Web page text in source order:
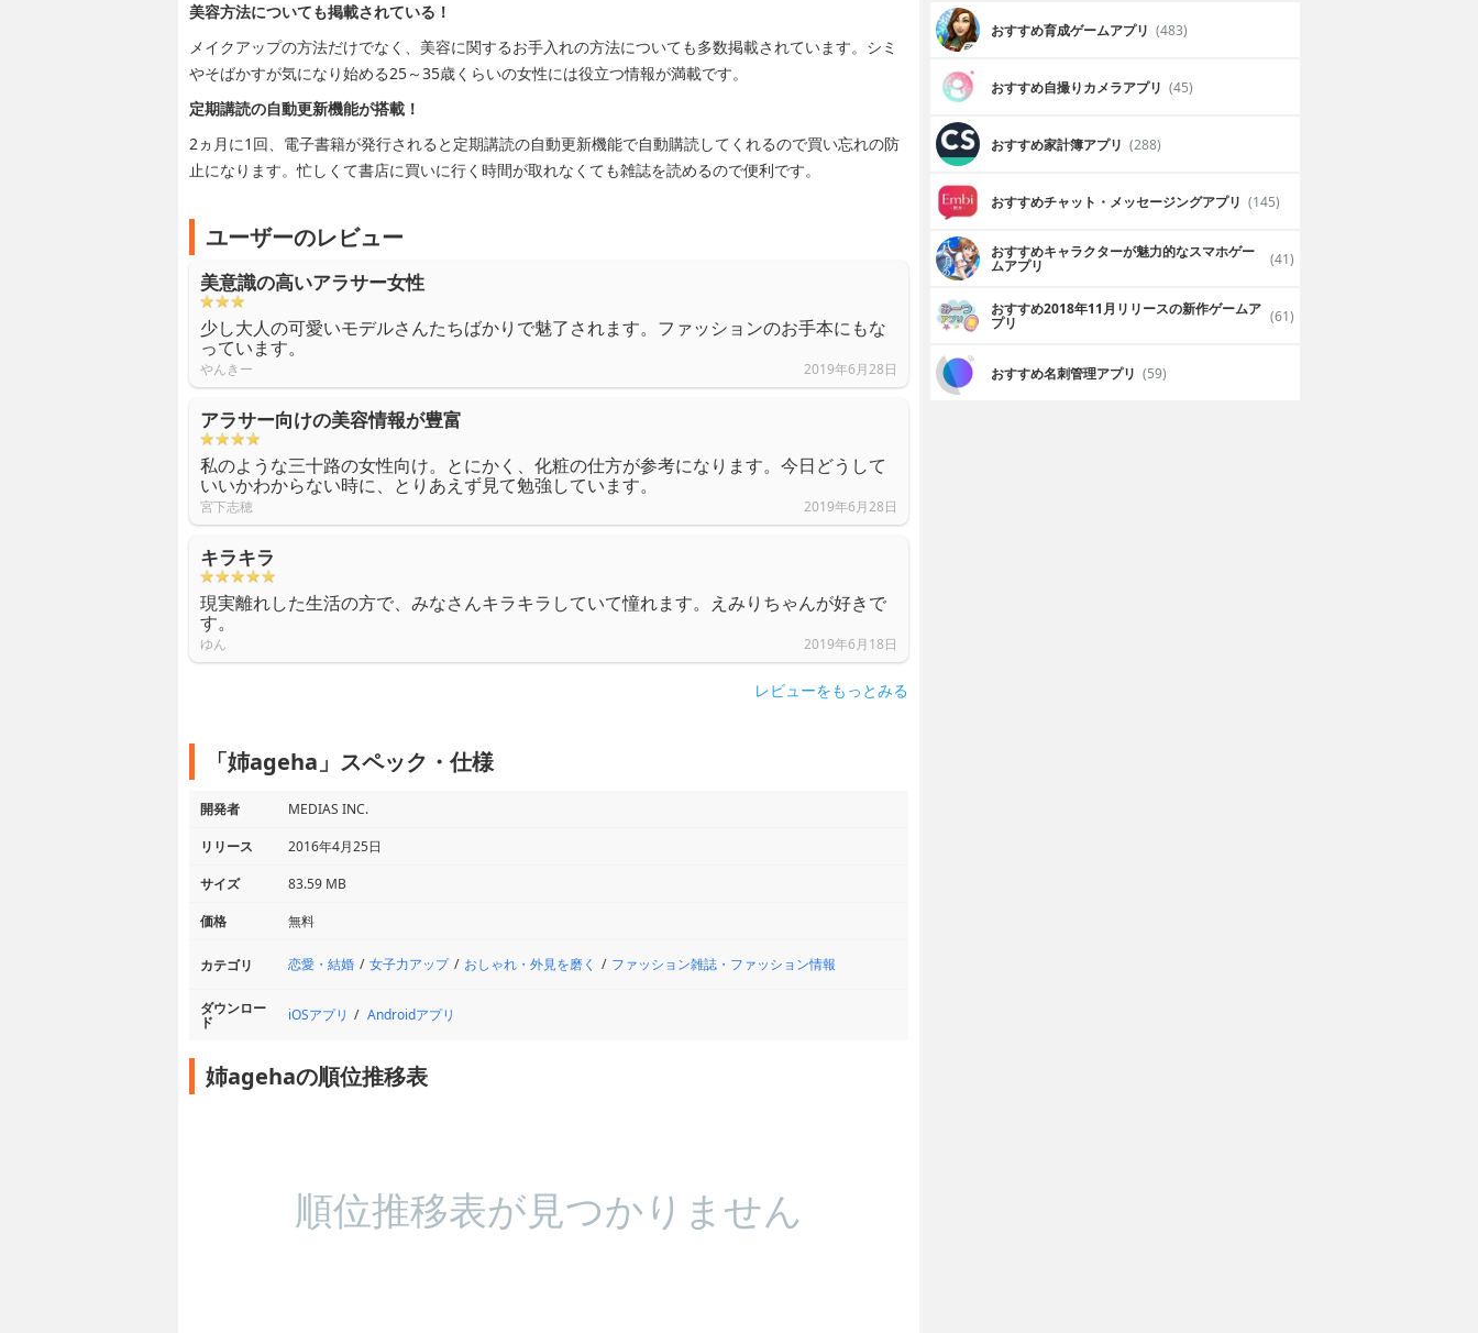
美容方法についても掲載されている！
メイクアップの方法だけでなく、美容に関するお手入れの方法についても多数掲載されています。シミ
やそばかすが気になり始める25～35歳くらいの女性には役立つ情報が満載です。
定期講読の自動更新機能が搭載！
2ヵ月に1回、電子書籍が発行されると定期講読の自動更新機能で自動購読してくれるので買い忘れの防
止になります。忙しくて書店に買いに行く時間が取れなくても雑誌を読めるので便利です。
ユーザーのレビュー
美意識の高いアラサー女性
少し大人の可愛いモデルさんたちばかりで魅了されます。ファッションのお手本にもな
っています。
やんきー 2019年6月28日
アラサー向けの美容情報が豊富
私のような三十路の女性向け。とにかく、化粧の仕方が参考になります。今日どうして
いいかわからない時に、とりあえず見て勉強しています。
宮下志穂 2019年6月28日
キラキラ
現実離れした生活の方で、みなさんキラキラしていて憧れます。えみりちゃんが好きで
す。
ゆん 2019年6月18日
レビューをもっとみる
「姉ageha」スペック・仕様
開発者
MEDIAS INC.
リリース
2016年4月25日
サイズ
83.59 MB
価格
無料
カテゴリ 恋愛・結婚 女子力アップ おしゃれ・外見を磨く ファッション雑誌・ファッション情報
ダウンロー
ド iOSアプリ Androidアプリ
姉agehaの順位推移表
順位推移表が見つかりません
おすすめ育成ゲームアプリ (483)
おすすめ自撮りカメラアプリ (45)
おすすめ家計簿アプリ (288)
おすすめチャット・メッセージングアプリ (145)
おすすめキャラクターが魅力的なスマホゲー
ムアプリ (41)
おすすめ2018年11月リリースの新作ゲームア
プリ (61)
おすすめ名刺管理アプリ (59)